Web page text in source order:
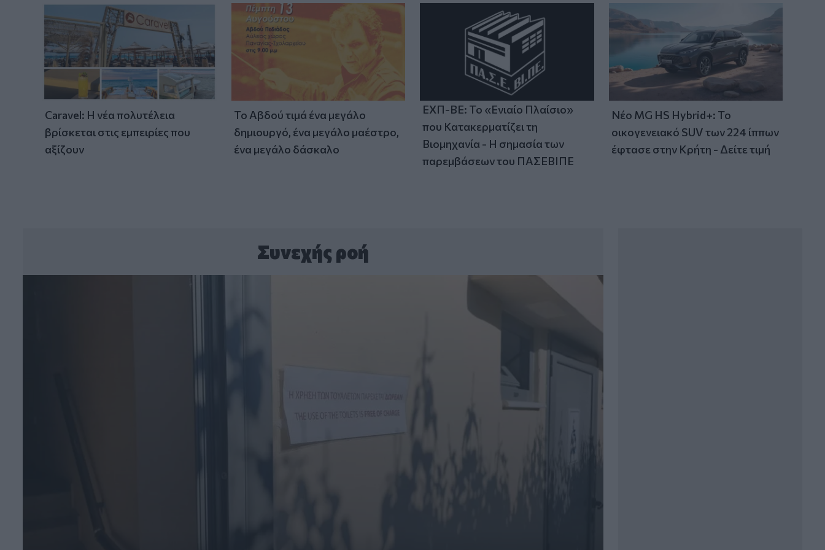
Κατηγορείται και για τη δολοφονία
Ζαμπούνη
Caravel: Η νέα πολυτέλεια
βρίσκεται στις εμπειρίες που
αξίζουν
Το Αβδού τιμά ένα μεγάλο
δημιουργό, ένα μεγάλο μαέστρο,
ένα μεγάλο δάσκαλο
ΕΧΠ-ΒΕ: Το «Ενιαίο Πλαίσιο»
που Κατακερματίζει τη
Βιομηχανία - Η σημασία των
παρεμβάσεων του ΠΑΣΕΒΙΠΕ
Νέο MG HS Hybrid+: Το
οικογενειακό SUV των 224 ίππων
έφτασε στην Κρήτη - Δείτε τιμή
Συνεχής ροή